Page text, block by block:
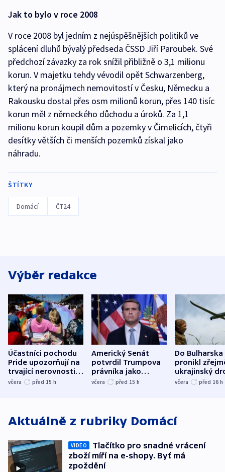
Jak to bylo v roce 2008
V roce 2008 byl jedním z nejúspěšnějších politiků ve
splácení dluhů bývalý předseda ČSSD Jiří Paroubek. Své
předchozí závazky za rok snížil přibližně o 3,1 milionu
korun. V majetku tehdy vévodil opět Schwarzenberg,
který na pronájmech nemovitostí v Česku, Německu a
Rakousku dostal přes osm milionů korun, přes 140 tisíc
korun měl z německého důchodu a úroků. Za 1,1
milionu korun koupil dům a pozemky v Čimelicích, čtyři
desítky větších či menších pozemků získal jako
náhradu.
ŠTÍTKY
Domácí ČT24
Výběr redakce
Účastníci pochodu
Pride upozorňují na
trvající nerovnosti i
společenskou
včera před 15 h
Americký Senát
potvrdil Trumpova
právníka jako
ministra
včera před 15 h
Do Bulharska
pronikl
ukrajinský
explodoval
včera před 16 h
Aktuálně z rubriky Domácí
VIDEO
Tlačítko pro snadné vrácení
zboží míří na e-shopy. Byť má
zpoždění